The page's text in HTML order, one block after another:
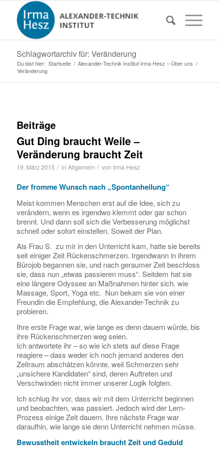
Schlagwortarchiv für: Veränderung
Du bist hier: Startseite / Alexander-Technik Institut Irma Hesz – Über uns /
Veränderung
Beiträge
Gut Ding braucht Weile –
Veränderung braucht Zeit
19. März 2015 / in Allgemein / von Irma Hesz
Der fromme Wunsch nach „Spontanheilung“
Meist kommen Menschen erst auf die Idee, sich zu
verändern, wenn es irgendwo klemmt oder gar schon
brennt. Und dann soll sich die Verbesserung möglichst
schnell oder sofort einstellen. Soweit der Plan.
Als Frau S. zu mir in den Unterricht kam, hatte sie bereits
seit einiger Zeit Rückenschmerzen. Irgendwann in ihrem
Bürojob begannen sie, und nach geraumer Zeit beschloss
sie, dass nun „etwas passieren muss“. Seitdem hat sie
eine längere Odyssee an Maßnahmen hinter sich. wie
Massage, Sport, Yoga etc. Nun bekam sie von einer
Freundin die Empfehlung, die Alexander-Technik zu
probieren.
Ihre erste Frage war, wie lange es denn dauern würde, bis
ihre Rückenschmerzen weg seien.
Ich antwortete ihr – so wie ich stets auf diese Frage
reagiere – dass weder ich noch jemand anderes den
Zeitraum abschätzen könnte, weil Schmerzen sehr
„unsichere Kandidaten“ sind, deren Auftreten und
Verschwinden nicht immer unserer Logik folgten.
Ich schlug ihr vor, dass wir mit dem Unterricht beginnen
und beobachten, was passiert. Jedoch wird der Lern-
Prozess einige Zeit dauern. Ihre nächste Frage war
daraufhin, wie lange sie denn Unterricht nehmen müsse.
Bewusstheit entwickeln braucht Zeit und Geduld